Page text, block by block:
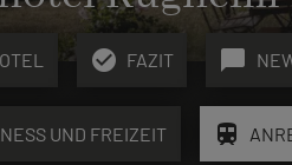
check_circle FAZIT chat_bubble
UND FREIZEIT train